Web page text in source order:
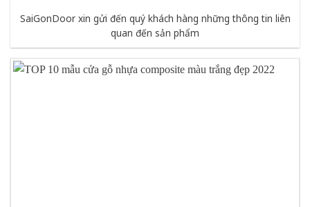
SaiGonDoor xin gửi đến quý khách hàng những thông tin liên
quan đến sản phẩm